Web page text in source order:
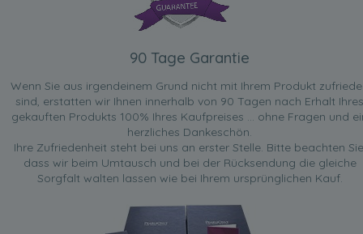
90 Tage Garantie
Wenn Sie aus irgendeinem Grund nicht mit Ihrem Produkt
sind, erstatten wir Ihnen innerhalb von 90 Tagen nach Erhalt Ihres
gekauften Produkts 100% Ihres Kaufpreises ... ohne Fragen und
herzliches Dankeschön.
Ihre Zufriedenheit steht bei uns an erster Stelle. Bitte beachten
dass wir beim Umtausch und bei der Rücksendung die gleiche
Sorgfalt walten lassen wie bei Ihrem ursprünglichen Kauf.